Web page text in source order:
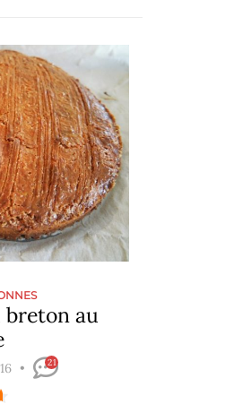
breton au
21